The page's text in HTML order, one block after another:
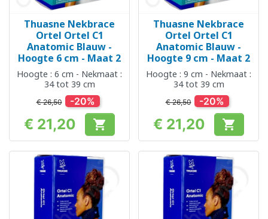
Thuasne Nekbrace
Ortel Ortel C1
Anatomic Blauw -
Hoogte 6 cm - Maat 2
Hoogte : 6 cm - Nekmaat :
34 tot 39 cm
€ 26,50 -20%
Prijs
€ 21,20 
Thuasne Nekbrace
Ortel Ortel C1
Anatomic Blauw -
Hoogte 9 cm - Maat 2
Hoogte : 9 cm - Nekmaat :
34 tot 39 cm
€ 26,50 -20%
Prijs
€ 21,20 